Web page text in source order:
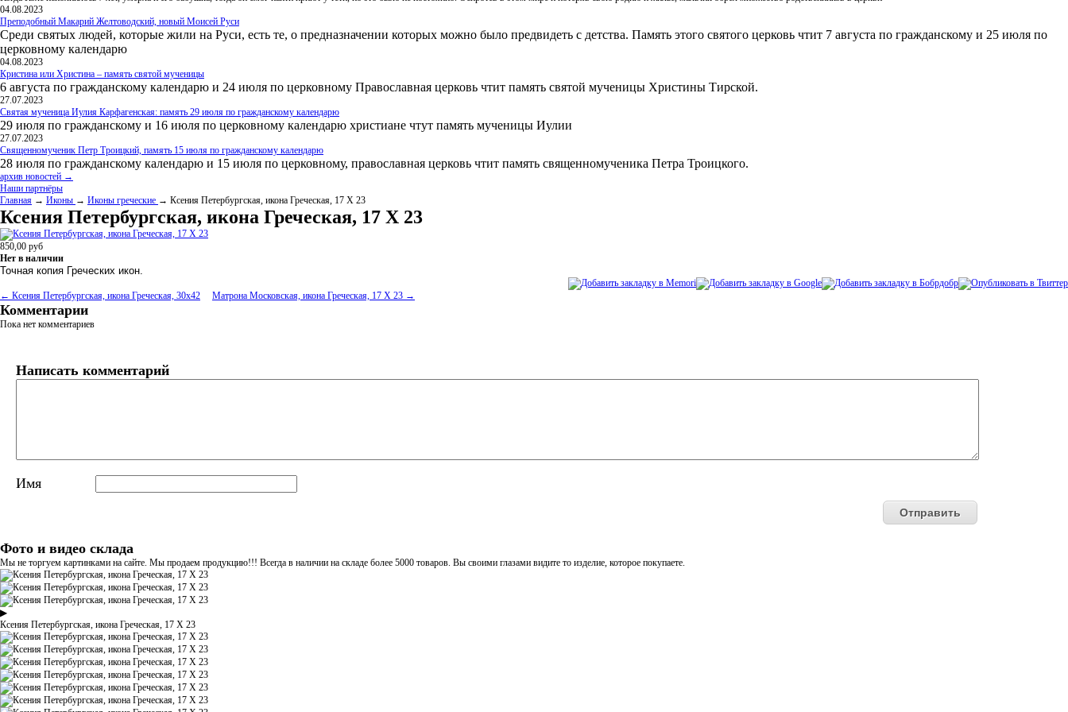
04.08.2023
Преподобный Макарий Желтоводский, новый Моисей Руси
Среди святых людей, которые жили на Руси, есть те, о предназначении которых можно было предвидеть с детства. Память этого святого церковь чтит 7 августа по гражданскому и 25 июля по
церковному календарю
04.08.2023
Кристина или Христина – память святой мученицы
6 августа по гражданскому календарю и 24 июля по церковному Православная церковь чтит память святой мученицы Христины Тирской.
27.07.2023
Святая мученица Иулия Карфагенская: память 29 июля по гражданскому календарю
29 июля по гражданскому и 16 июля по церковному календарю христиане чтут память мученицы Иулии
27.07.2023
Священномученик Петр Троицкий, память 15 июля по гражданскому календарю
28 июля по гражданскому календарю и 15 июля по церковному, православная церковь чтит память священномученика Петра Троицкого.
архив новостей →
Наши партнёры
Главная → Иконы → Иконы греческие → Ксения Петербургская, икона Греческая, 17 Х 23
Ксения Петербургская, икона Греческая, 17 Х 23
850,00 руб
Нет в наличии
Точная копия Греческих икон.
← Ксения Петербургская, икона Греческая, 30x42 Матрона Московская, икона Греческая, 17 Х 23 →
Комментарии
Пока нет комментариев
Написать комментарий
Имя
Фото и видео склада
Мы не торгуем картинками на сайте. Мы продаем продукцию!!! Всегда в наличии на складе более 5000 товаров. Вы своими глазами видите то изделие, которое покупаете.
▶
Ксения Петербургская, икона Греческая, 17 Х 23